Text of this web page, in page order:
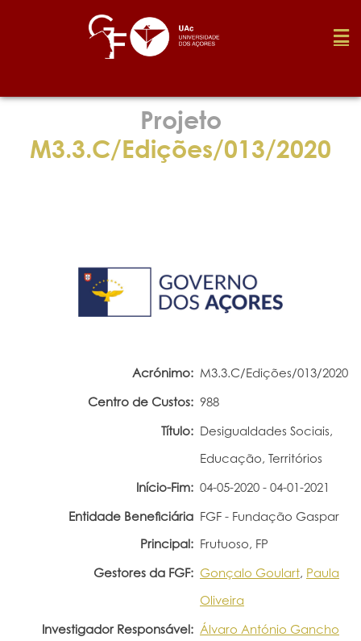
Fundação
Media
Projeto
M3.3.C/Edições/013/2020
Acrónimo: M3.3.C/Edições/013/2020
Centro de Custos: 988
Título: Desigualdades Sociais,
Educação, Territórios
Início-Fim: 04-05-2020 - 04-01-2021
Entidade Beneficiária
Principal:
FGF - Fundação Gaspar
Frutuoso, FP
Gestores da FGF: Gonçalo Goulart, Paula
Oliveira
Investigador Responsável: Álvaro António Gancho